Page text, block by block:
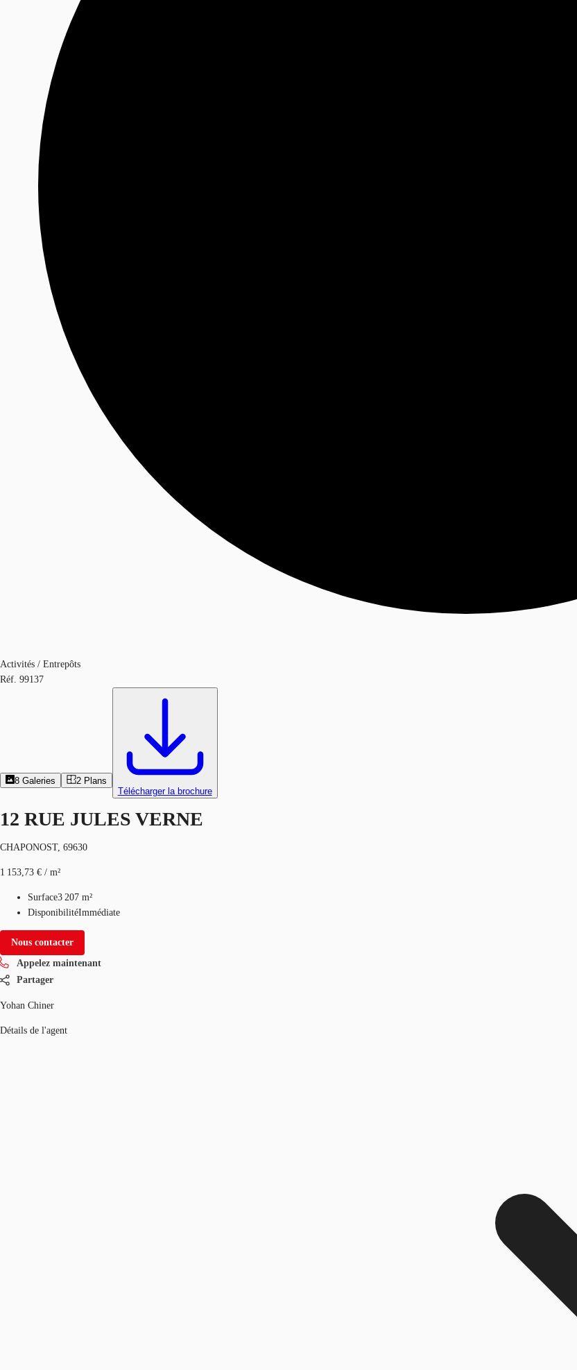
Activités / Entrepôts
Réf. 99137
8 Galeries 2 Plans
Télécharger la brochure
12 RUE JULES VERNE
CHAPONOST, 69630
1 153,73 € / m²
Surface3 207 m²
DisponibilitéImmédiate
Nous contacter
Appelez maintenant
Partager
Yohan Chiner
Détails de l'agent